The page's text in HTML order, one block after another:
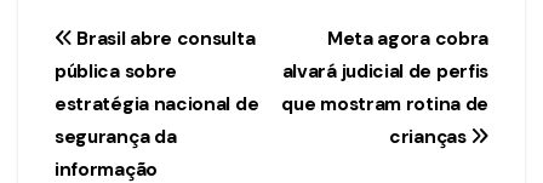
Navegação
de
Post
Meta agora cobra
alvará judicial de perfis
que mostram rotina de
crianças
Brasil abre consulta
pública sobre
estratégia nacional de
segurança da
informação